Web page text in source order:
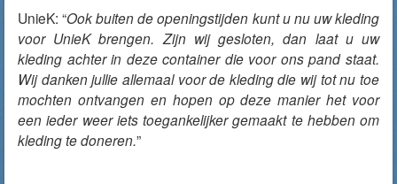
UnieK: “Ook buiten de openingstijden kunt u nu uw kleding
voor UnieK brengen. Zijn wij gesloten, dan laat u uw
kleding achter in deze container die voor ons pand staat.
Wij danken jullie allemaal voor de kleding die wij tot nu toe
mochten ontvangen en hopen op deze manier het voor
een ieder weer iets toegankelijker gemaakt te hebben om
kleding te doneren.”